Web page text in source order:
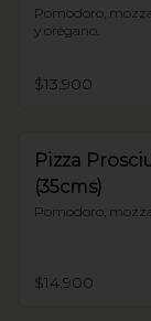
Pomodoro,
y orégano.
$13.900
Pizza
(35cms)
Pomodoro,
$14.900